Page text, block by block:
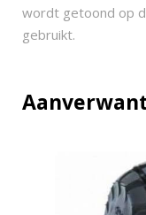
u
wordt getoond op
gebruikt.